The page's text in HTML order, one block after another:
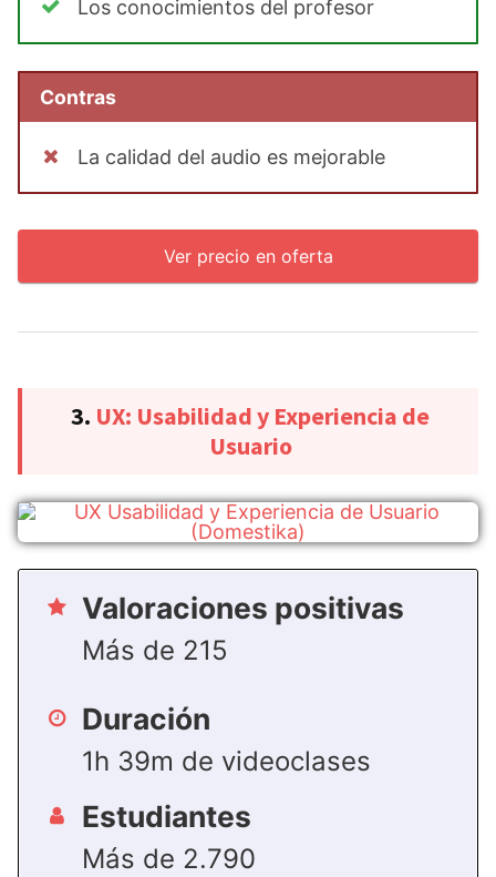
Los conocimientos del profesor
Contras
La calidad del audio es mejorable
Ver precio en oferta
3. UX: Usabilidad y Experiencia de
Usuario
Valoraciones positivas
Más de 215
Duración
1h 39m de videoclases
Estudiantes
Más de 2.790